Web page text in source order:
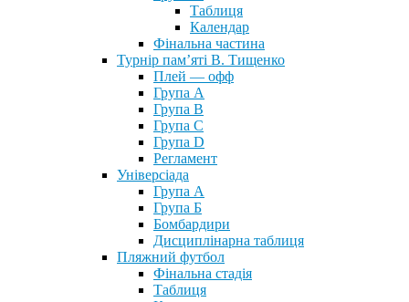
Таблиця
Календар
Фінальна частина
Турнір пам’яті В. Тищенко
Плей — офф
Група А
Група B
Група С
Група D
Регламент
Універсіада
Група А
Група Б
Бомбардири
Дисциплінарна таблиця
Пляжний футбол
Фінальна стадія
Таблиця